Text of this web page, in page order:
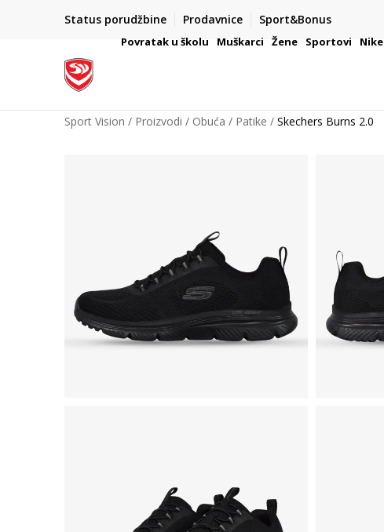
Status porudžbine Prodavnice Sport&Bonus
VAŽNO OBAVEŠTENJE ZA POTROŠAČE
Povratak u školu Muškarci Žene Sportovi Nike
Sport Vision Proizvodi Obuća Patike Skechers Burns 2.0